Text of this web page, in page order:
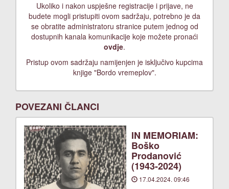
Ukoliko i nakon uspješne registracije i prijave, ne
budete mogli pristupiti ovom sadržaju, potrebno je da
se obratite administratoru stranice putem jednog od
dostupnih kanala komunikacije koje možete pronaći
ovdje.
Pristup ovom sadržaju namijenjen je isključivo kupcima
knjige "Bordo vremeplov".
POVEZANI ČLANCI
IN MEMORIAM:
Boško
Prodanović
(1943-2024)
17.04.2024. 09:46